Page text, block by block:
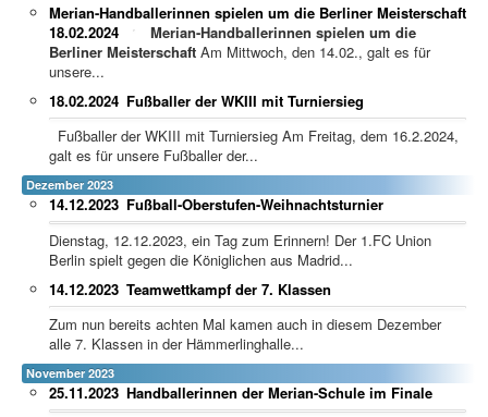
Merian-Handballerinnen spielen um die Berliner Meisterschaft
18.02.2024
Merian-Handballerinnen spielen um die
Berliner Meisterschaft Am Mittwoch, den 14.02., galt es für
unsere...
Fußballer der WKIII mit Turniersieg
18.02.2024
Fußballer der WKIII mit Turniersieg Am Freitag, dem 16.2.2024,
galt es für unsere Fußballer der...
Dezember 2023
Fußball-Oberstufen-Weihnachtsturnier
14.12.2023
Dienstag, 12.12.2023, ein Tag zum Erinnern! Der 1.FC Union
Berlin spielt gegen die Königlichen aus Madrid...
Teamwettkampf der 7. Klassen
14.12.2023
Zum nun bereits achten Mal kamen auch in diesem Dezember
alle 7. Klassen in der Hämmerlinghalle...
November 2023
Handballerinnen der Merian-Schule im Finale
25.11.2023